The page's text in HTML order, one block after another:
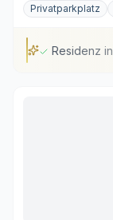
Privatparkplatz
Residenz